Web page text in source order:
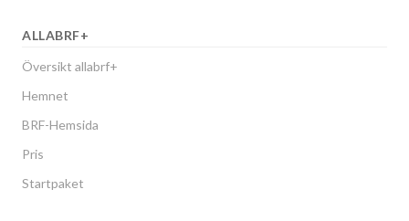
ALLABRF+
Översikt allabrf+
Hemnet
BRF-Hemsida
Pris
Startpaket